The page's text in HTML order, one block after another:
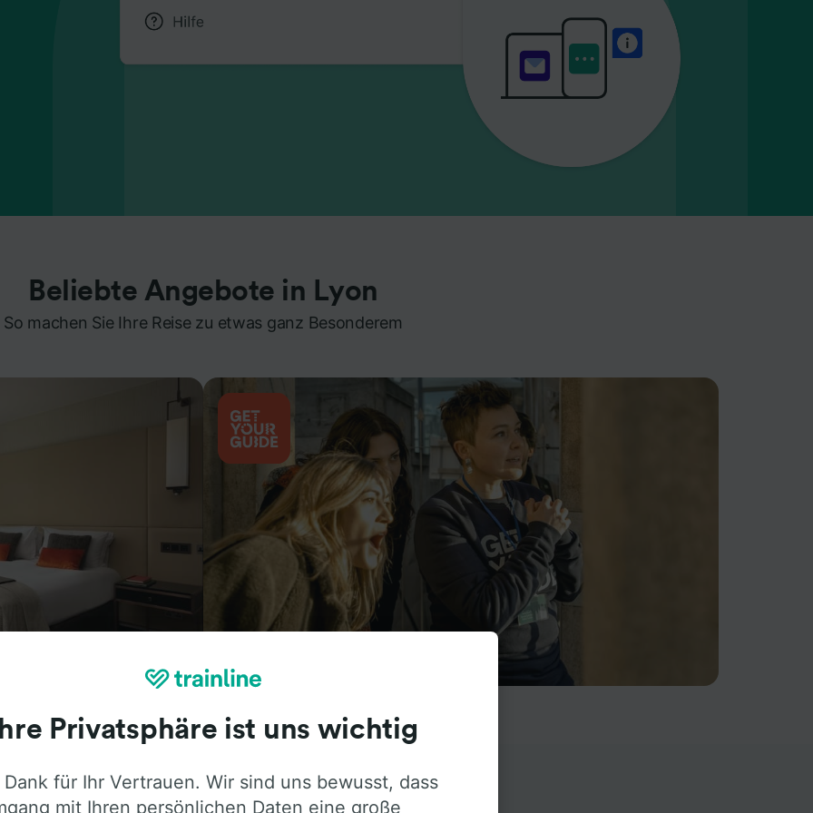
Beliebte Angebote in Lyon
So machen Sie Ihre Reise zu etwas ganz Besonderem
ehrliche Meinung von Trainline-Nutzern
Ihre Privatsphäre ist uns wichtig
für Ihr Vertrauen. Wir sind uns bewusst, dass
mit Ihren persönlichen Daten eine große